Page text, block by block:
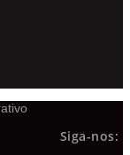
Siga-nos: